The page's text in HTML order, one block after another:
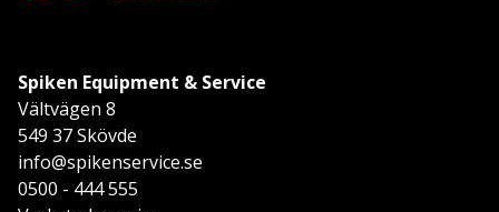
Spiken Equipment & Service
Vältvägen 8
549 37 Skövde
info@spikenservice.se
0500 - 444 555